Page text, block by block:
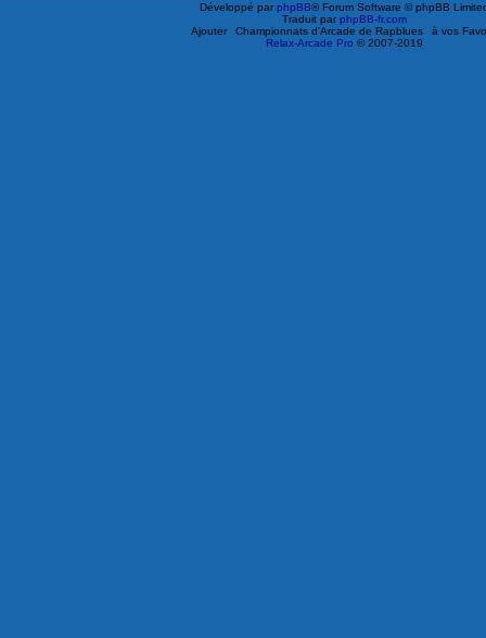
Développé parphpBB® Forum Software © phpBB
Traduit parphpBB-fr.com
Ajouter
Championnats d'Arcade de Rapblues
à vos
Relax-Arcade Pro © 2007-2019